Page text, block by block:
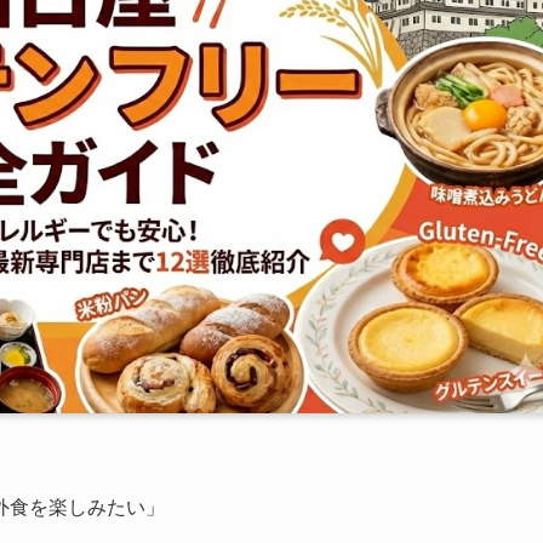
を楽しみたい」